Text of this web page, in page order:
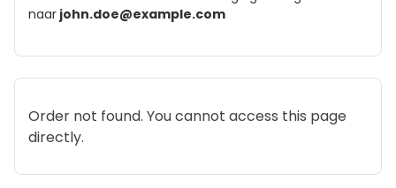
naar john.doe@example.com
Order not found. You cannot access this page
directly.